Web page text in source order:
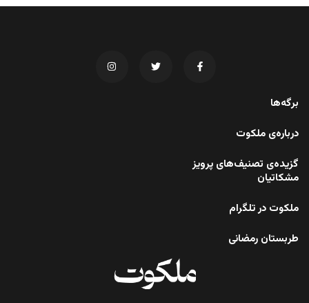
برگه‌ها
درباره‌ی ملکوت
گزیده‌ی تصنیف‌های پرویز
مشکاتیان
ملکوت در تلگرام
طربستان رمضانی